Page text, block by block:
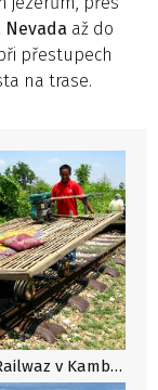
Nevada až do
přestupech
na trase.
Bamboo Railwaz v Kambodžě a vozítka norry